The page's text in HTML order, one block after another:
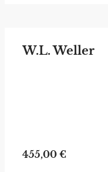
W.L. Weller
455,00 €